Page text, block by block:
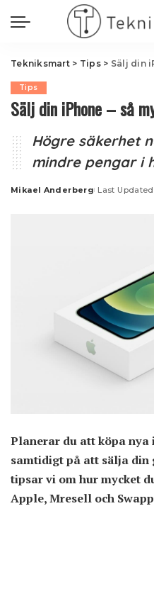
Tekniksmart> Tips> Sälj din
Tips
Sälj din iPhone – så
Högre säkerhet
mindre pengar i
Posted
Mikael Anderberg Last
Planerar du att köpa nya
samtidigt på att sälja
tipsar vi om hur mycket
Apple, Mresell och